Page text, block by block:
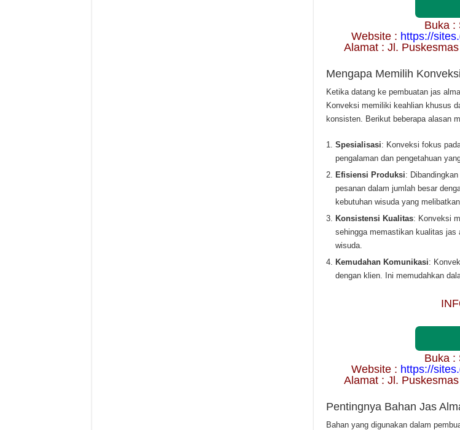
Buka :
Website : https://
Alamat : Jl.
Mengapa Memilih
Ketika datang ke pembuatan jas
Konveksi memiliki keahlian khusus
konsisten. Berikut beberapa alasan
Spesialisasi: Konveksi fokus
pengalaman dan pengetahuan
Efisiensi Produksi:
pesanan dalam jumlah besar
kebutuhan wisuda yang
Konsistensi Kualitas: Konveksi
sehingga memastikan kualitas jas
wisuda.
Kemudahan Komunikasi:
dengan klien. Ini memudahkan
Buka :
Website : https://
Alamat : Jl.
Pentingnya Bahan Jas
Bahan yang digunakan dalam